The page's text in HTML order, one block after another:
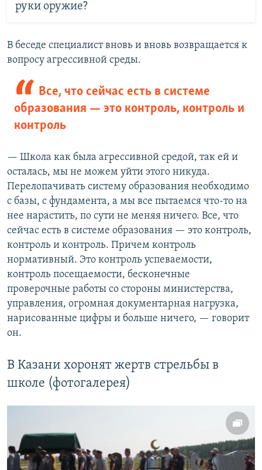
руки оружие?
В беседе специалист вновь и вновь возвращается к
вопросу агрессивной среды.
Все, что сейчас есть в системе
образования — это контроль, контроль и
контроль
— Школа как была агрессивной средой, так ей и
осталась, мы не можем уйти этого никуда.
Перелопачивать систему образования необходимо
с базы, с фундамента, а мы все пытаемся что-то на
нее нарастить, по сути не меняя ничего. Все, что
сейчас есть в системе образования — это контроль,
контроль и контроль. Причем контроль
нормативный. Это контроль успеваемости,
контроль посещаемости, бесконечные
проверочные работы со стороны министерства,
управления, огромная документарная нагрузка,
нарисованные цифры и больше ничего, — говорит
он.
В Казани хоронят жертв стрельбы в
школе (фотогалерея)